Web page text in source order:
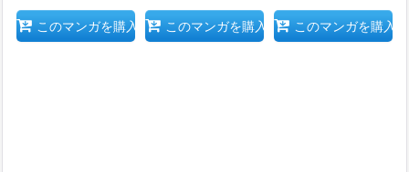
このマンガを購入 このマンガを購入 このマンガを購入